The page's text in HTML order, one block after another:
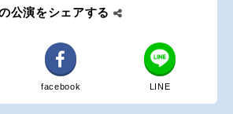
公演をシェアする
facebook LINE